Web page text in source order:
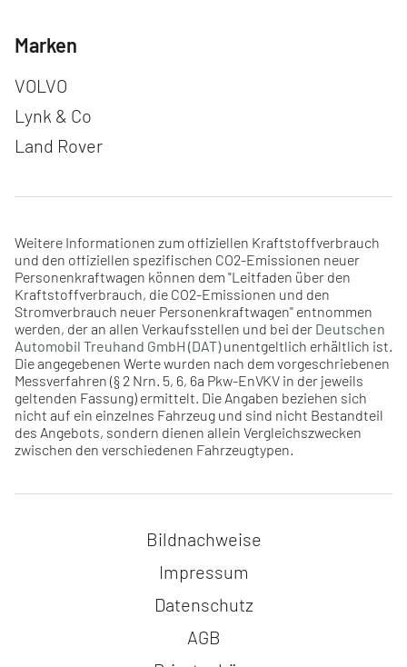
Marken
Navigation überspringen
VOLVO
Lynk & Co
Land Rover
Weitere Informationen zum offiziellen Kraftstoffverbrauch
und den offiziellen spezifischen CO2-Emissionen neuer
Personenkraftwagen können dem "Leitfaden über den
Kraftstoffverbrauch, die CO2-Emissionen und den
Stromverbrauch neuer Personenkraftwagen" entnommen
werden, der an allen Verkaufsstellen und bei der Deutschen
Automobil Treuhand GmbH (DAT)unentgeltlich erhältlich ist.
Die angegebenen Werte wurden nach dem vorgeschriebenen
Messverfahren (§ 2 Nrn. 5, 6, 6a Pkw-EnVKV in der jeweils
geltenden Fassung) ermittelt. Die Angaben beziehen sich
nicht auf ein einzelnes Fahrzeug und sind nicht Bestandteil
des Angebots, sondern dienen allein Vergleichszwecken
zwischen den verschiedenen Fahrzeugtypen.
Navigation überspringen
Bildnachweise
Impressum
Datenschutz
AGB